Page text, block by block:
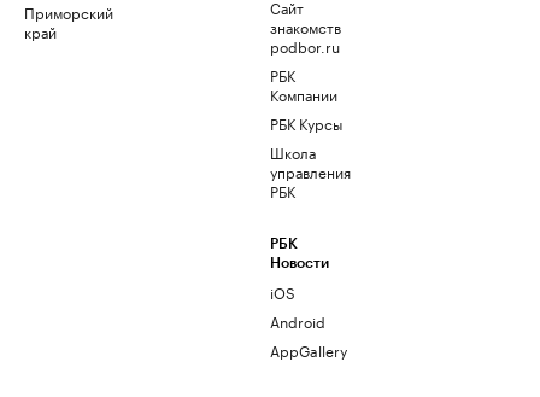
Приморский
край
Сайт
знакомств
podbor.ru
РБК
Компании
РБК Курсы
Школа
управления
РБК
РБК
Новости
iOS
Android
AppGallery